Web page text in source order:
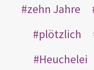
zehn Jahre
plötzlich
Heuchelei